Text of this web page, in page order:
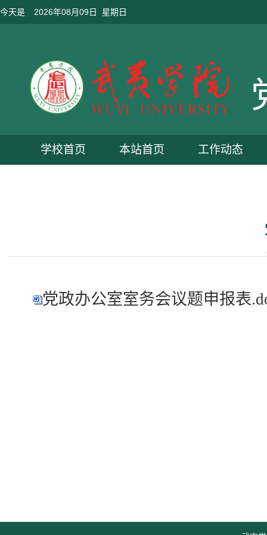
今天是 2026年08月09日 星期日
学校首页 本站首页 工作动态
党政办公室室务会议题申报表